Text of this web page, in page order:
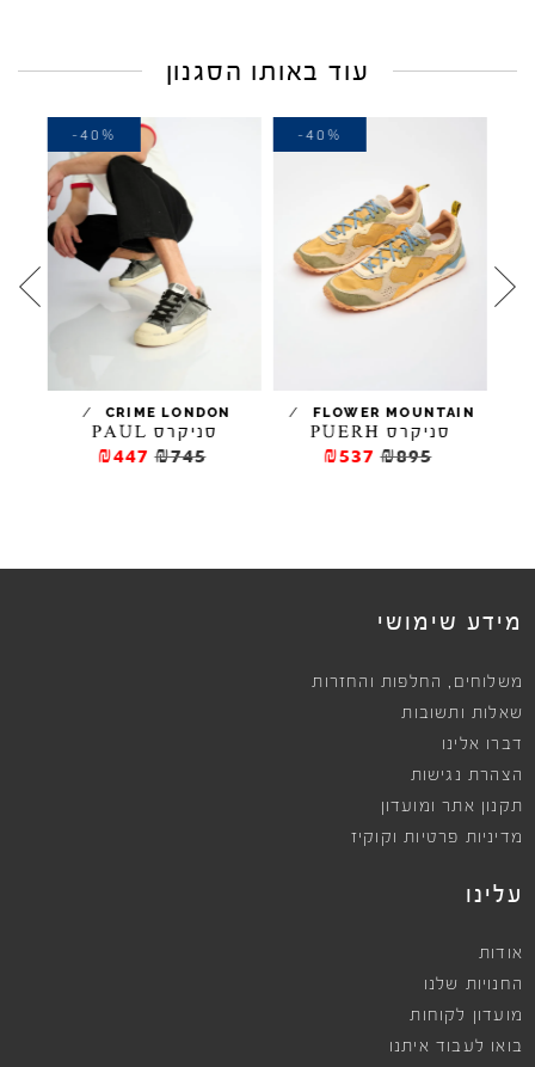
עוד באותו הסגנון
FLOWER MOUNTAIN
/
סניקרס PUERH
₪895
₪537
-40%
CRIME LONDON
/
סניקרס PAUL
₪745
₪447
-40%
מידע שימושי
משלוחים , החלפות והחזרות
שאלות ותשובות
דברו אלינו
הצהרת נגישות
תקנון אתר ומועדון
מדיניות פרטיות וקוקיז
עלינו
אודות
החנויות שלנו
מועדון לקוחות
בואו לעבוד איתנו